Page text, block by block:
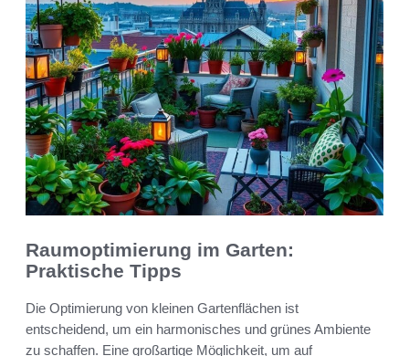
Raumoptimierung im Garten:
Praktische Tipps
Die Optimierung von kleinen Gartenflächen ist
entscheidend, um ein harmonisches und grünes Ambiente
zu schaffen. Eine großartige Möglichkeit, um auf